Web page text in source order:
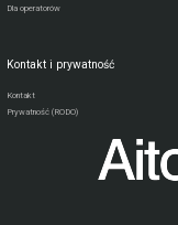
Dla operatorów
Kontakt i prywatność
Kontakt
Prywatność (RODO)